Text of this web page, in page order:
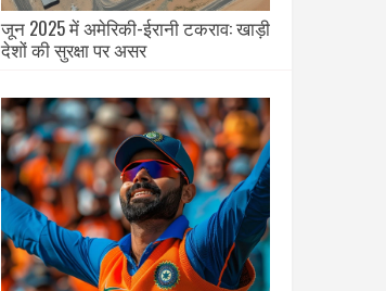
जून 2025 में अमेरिकी-ईरानी टकराव: खाड़ी
देशों की सुरक्षा पर असर